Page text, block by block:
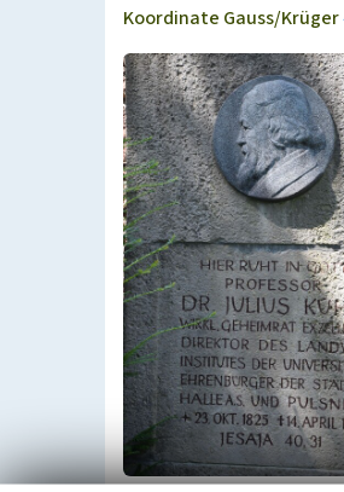
Koordinate Gauss/Krüger